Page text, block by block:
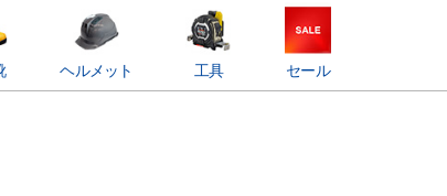
ヘルメット 工具 セール